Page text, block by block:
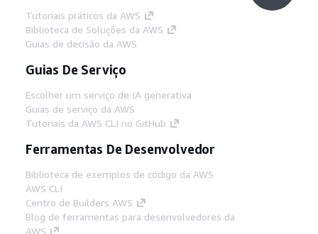
Tutoriais práticos da AWS
Biblioteca de Soluções da AWS
Guias de decisão da AWS
Guias De Serviço
Escolher um serviço de IA generativa
Guias de serviço da AWS
Tutoriais da AWS CLI no GitHub
Ferramentas De Desenvolvedor
Biblioteca de exemplos de código da AWS
AWS CLI
Centro de Builders AWS
Blog de ferramentas para desenvolvedores da
AWS